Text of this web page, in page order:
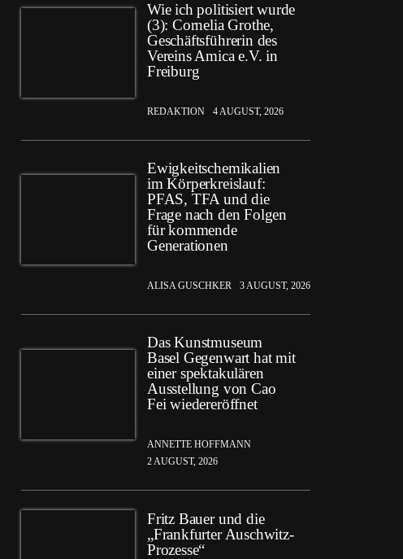
Wie ich politisiert wurde
(3): Cornelia Grothe,
Geschäftsführerin des
Vereins Amica e.V. in
Freiburg
REDAKTION 4 AUGUST, 2026
Ewigkeitschemikalien
im Körperkreislauf:
PFAS, TFA und die
Frage nach den Folgen
für kommende
Generationen
ALISA GUSCHKER 3 AUGUST, 2026
Das Kunstmuseum
Basel Gegenwart hat mit
einer spektakulären
Ausstellung von Cao
Fei wiedereröffnet
ANNETTE HOFFMANN
2 AUGUST, 2026
Fritz Bauer und die
„Frankfurter Auschwitz-
Prozesse“